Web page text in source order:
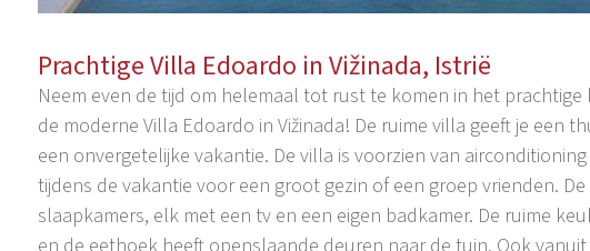
Prachtige Villa Edoardo in Vižinada, Istrië
Neem even de tijd om helemaal tot rust te komen in het
de moderne Villa Edoardo in Vižinada! De ruime villa geeft je een
een onvergetelijke vakantie. De villa is voorzien van
tijdens de vakantie voor een groot gezin of een groep vrienden.
slaapkamers, elk met een tv en een eigen badkamer. De ruime